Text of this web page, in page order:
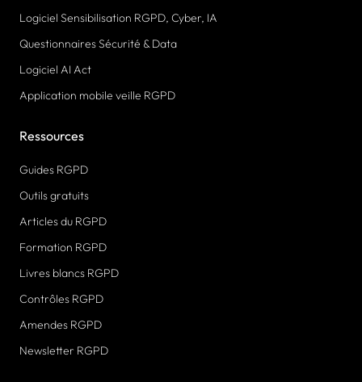
Logiciel Sensibilisation RGPD, Cyber, IA
Questionnaires Sécurité & Data
Logiciel AI Act
Application mobile veille RGPD
Ressources
Guides RGPD
Outils gratuits
Articles du RGPD
Formation RGPD
Livres blancs RGPD
Contrôles RGPD
Amendes RGPD
Newsletter RGPD